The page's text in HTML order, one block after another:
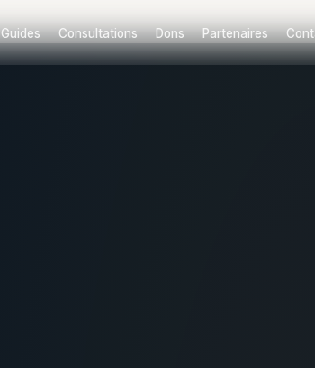
Guides Consultations Dons Partenaires